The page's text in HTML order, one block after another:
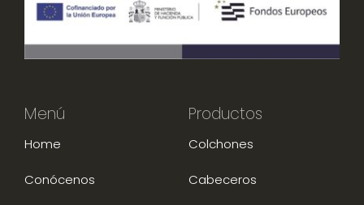
Menú
Home
Conócenos
Productos
Colchones
Cabeceros